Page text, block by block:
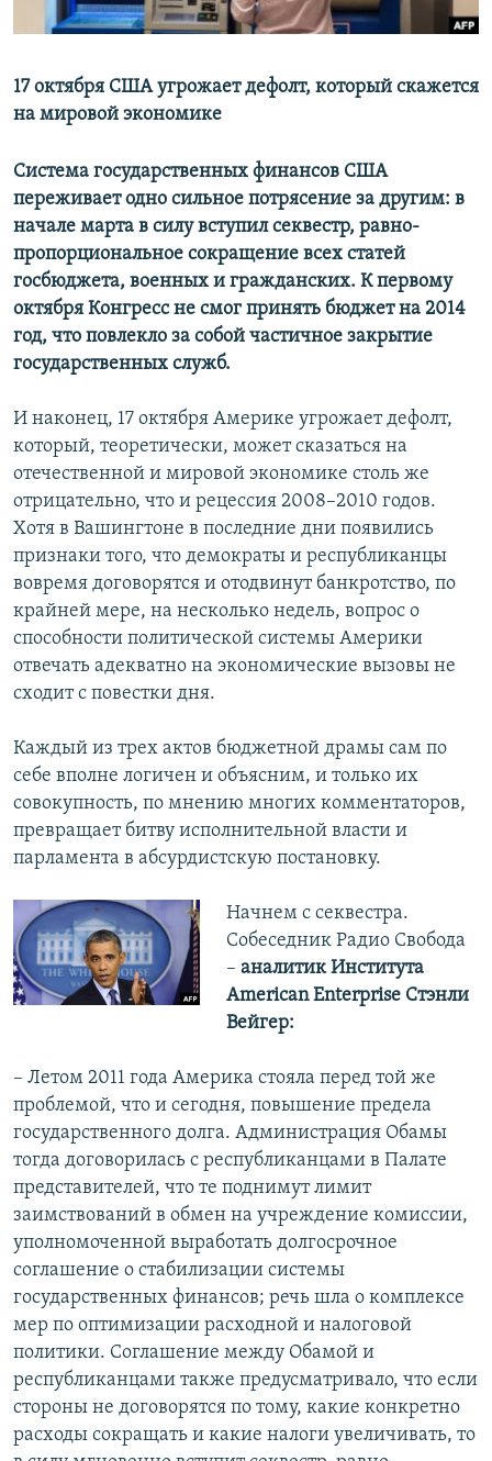
17 октября США угрожает дефолт, который скажется
на мировой экономике
Система государственных финансов США
переживает одно сильное потрясение за другим: в
начале марта в силу вступил секвестр, равно-
пропорциональное сокращение всех статей
госбюджета, военных и гражданских. К первому
октября Конгресс не смог принять бюджет на 2014
год, что повлекло за собой частичное закрытие
государственных служб.
И наконец, 17 октября Америке угрожает дефолт,
который, теоретически, может сказаться на
отечественной и мировой экономике столь же
отрицательно, что и рецессия 2008–2010 годов.
Хотя в Вашингтоне в последние дни появились
признаки того, что демократы и республиканцы
вовремя договорятся и отодвинут банкротство, по
крайней мере, на несколько недель, вопрос о
способности политической системы Америки
отвечать адекватно на экономические вызовы не
сходит с повестки дня.
Каждый из трех актов бюджетной драмы сам по
себе вполне логичен и объясним, и только их
совокупность, по мнению многих комментаторов,
превращает битву исполнительной власти и
парламента в абсурдистскую постановку.
Начнем с секвестра.
Собеседник Радио Свобода
– аналитик Института
American Enterprise Стэнли
Вейгер:
– Летом 2011 года Америка стояла перед той же
проблемой, что и сегодня, повышение предела
государственного долга. Администрация Обамы
тогда договорилась с республиканцами в Палате
представителей, что те поднимут лимит
заимствований в обмен на учреждение комиссии,
уполномоченной выработать долгосрочное
соглашение о стабилизации системы
государственных финансов; речь шла о комплексе
мер по оптимизации расходной и налоговой
политики. Соглашение между Обамой и
республиканцами также предусматривало, что если
стороны не договорятся по тому, какие конкретно
расходы сокращать и какие налоги увеличивать, то